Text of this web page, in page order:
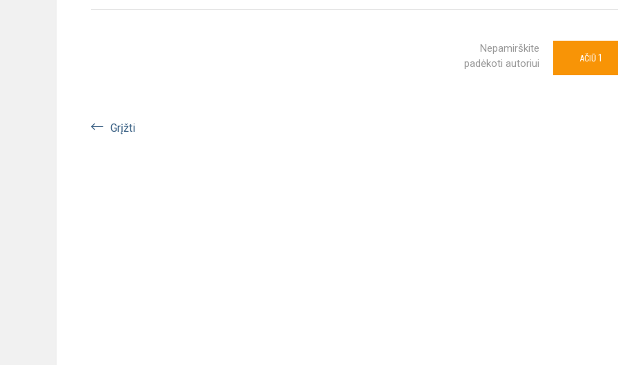
Nepamirškite
padėkoti autoriui
AČIŪ 1
Grįžti